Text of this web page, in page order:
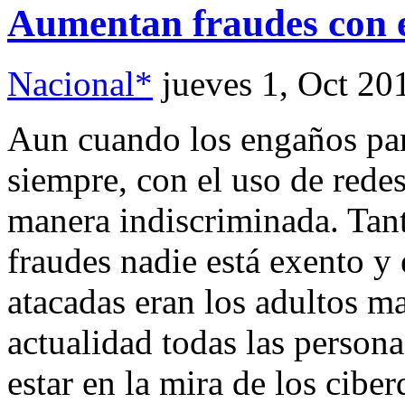
Aumentan fraudes con
Nacional* jueves 1, Oct
Aun cuando los engaños
siempre, con el uso de
manera indiscriminada.
fraudes nadie está exento
atacadas eran los adultos
actualidad todas las
estar en la mira de los